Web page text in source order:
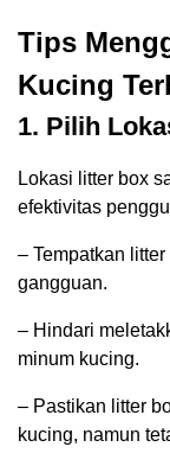
Tips
Kucing
1. Pilih
Lokasi litter box
efektivitas
– Tempatkan
gangguan.
– Hindari
minum kucing.
– Pastikan litter
kucing, namun